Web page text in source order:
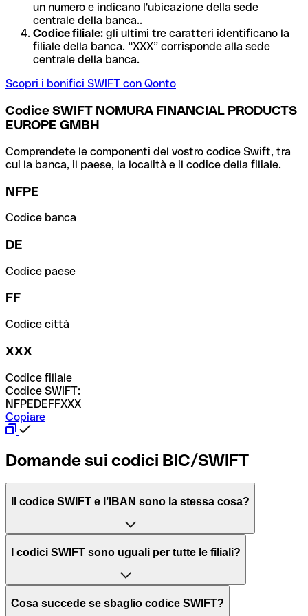
un numero e indicano l'ubicazione della sede
centrale della banca..
Codice filiale: gli ultimi tre caratteri identificano la
filiale della banca. “XXX” corrisponde alla sede
centrale della banca.
Scopri i bonifici SWIFT con Qonto
Codice SWIFT NOMURA FINANCIAL PRODUCTS
EUROPE GMBH
Comprendete le componenti del vostro codice Swift, tra
cui la banca, il paese, la località e il codice della filiale.
NFPE
Codice banca
DE
Codice paese
FF
Codice città
XXX
Codice filiale
Codice SWIFT:
NFPEDEFFXXX
Copiare
Domande sui codici BIC/SWIFT
Il codice SWIFT e l’IBAN sono la stessa cosa?
L'acronimo SWIFT sta per “Society for Worldwide
per l’elaborazione dei pagamenti tra diversi Paesi.
I codici SWIFT sono uguali per tutte le filiali?
Dipende dalle banche. In alcuni casi le banche utilizzano
Cosa succede se sbaglio codice SWIFT?